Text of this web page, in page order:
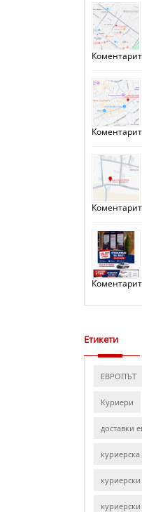
Етикети
ЕВРОПЪТ
Куриери
доставки
куриерска
куриерски